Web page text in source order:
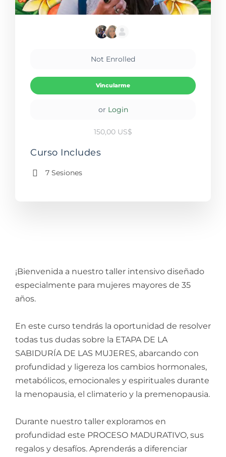
¡Bienvenida a nuestro taller intensivo diseñado
especialmente para mujeres mayores de 35
años.
En este curso tendrás la oportunidad de resolver
todas tus dudas sobre la ETAPA DE LA
SABIDURÍA DE LAS MUJERES, abarcando con
profundidad y ligereza los cambios hormonales,
metabólicos, emocionales y espirituales durante
la menopausia, el climaterio y la premenopausia.
Durante nuestro taller exploramos en
profundidad este PROCESO MADURATIVO, sus
regalos y desafíos. Aprenderás a diferenciar
Not Enrolled
Vincularme
or Login
150,00 US$
Curso Includes
7 Sesiones